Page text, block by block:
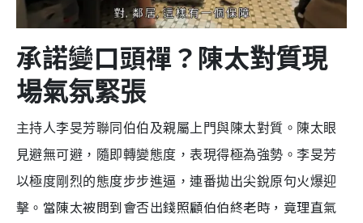
承諾變口頭禪？陳太對質現
場氣氛緊張
主持人李旻芳聯同伯伯及親屬上門與陳太對質。陳太眼
見避無可避，隨即轉變態度，表現得極為強勢。李旻芳
以極度剛烈的態度步步進逼，連番拋出尖銳原句火爆迎
擊。 當陳太被問到會否出錢照顧伯伯終老時，竟理直氣